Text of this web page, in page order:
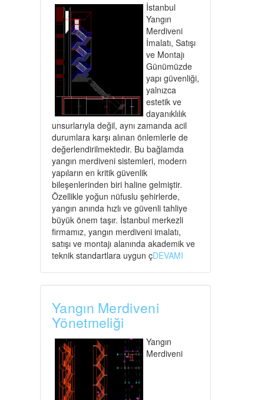
İstanbul
Yangın
Merdiveni
İmalatı, Satışı
ve Montajı
Günümüzde
yapı güvenliği,
yalnızca
estetik ve
dayanıklılık
unsurlarıyla değil, aynı zamanda acil
durumlara karşı alınan önlemlerle de
değerlendirilmektedir. Bu bağlamda
yangın merdiveni sistemleri, modern
yapıların en kritik güvenlik
bileşenlerinden biri haline gelmiştir.
Özellikle yoğun nüfuslu şehirlerde,
yangın anında hızlı ve güvenli tahliye
büyük önem taşır. İstanbul merkezli
firmamız, yangın merdiveni imalatı,
satışı ve montajı alanında akademik ve
teknik standartlara uygun çDEVAMI
Yangın Merdiveni
Yönetmeliği
Yangın
Merdiveni